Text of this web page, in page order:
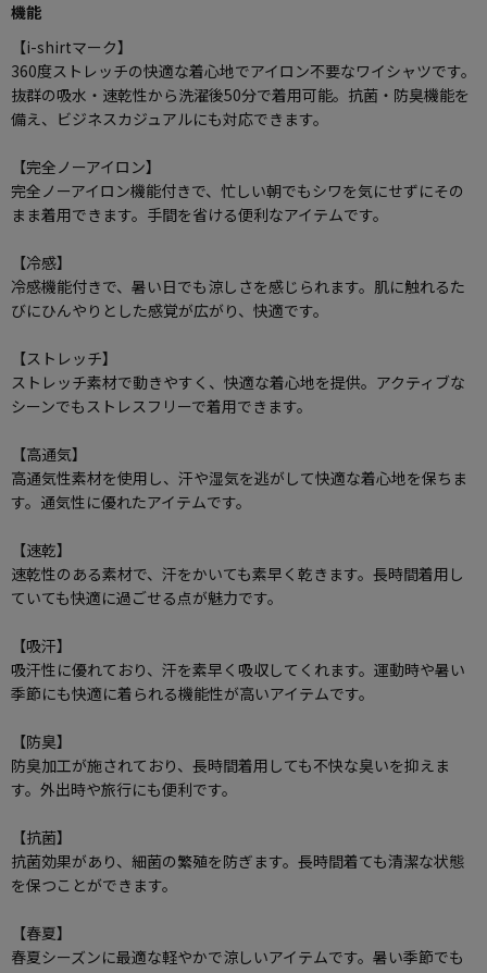
機能
【i-shirtマーク】
360度ストレッチの快適な着心地でアイロン不要なワイシャツです。
抜群の吸水・速乾性から洗濯後50分で着用可能。抗菌・防臭機能を
備え、ビジネスカジュアルにも対応できます。
【完全ノーアイロン】
完全ノーアイロン機能付きで、忙しい朝でもシワを気にせずにその
まま着用できます。手間を省ける便利なアイテムです。
【冷感】
冷感機能付きで、暑い日でも涼しさを感じられます。肌に触れるた
びにひんやりとした感覚が広がり、快適です。
【ストレッチ】
ストレッチ素材で動きやすく、快適な着心地を提供。アクティブな
シーンでもストレスフリーで着用できます。
【高通気】
高通気性素材を使用し、汗や湿気を逃がして快適な着心地を保ちま
す。通気性に優れたアイテムです。
【速乾】
速乾性のある素材で、汗をかいても素早く乾きます。長時間着用し
ていても快適に過ごせる点が魅力です。
【吸汗】
吸汗性に優れており、汗を素早く吸収してくれます。運動時や暑い
季節にも快適に着られる機能性が高いアイテムです。
【防臭】
防臭加工が施されており、長時間着用しても不快な臭いを抑えま
す。外出時や旅行にも便利です。
【抗菌】
抗菌効果があり、細菌の繁殖を防ぎます。長時間着ても清潔な状態
を保つことができます。
【春夏】
春夏シーズンに最適な軽やかで涼しいアイテムです。暑い季節でも